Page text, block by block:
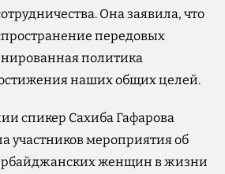
Она заявила, что
передовых
политика
наших общих целей.
спикер Сахиба Гафарова
участников мероприятия об
женщин в жизни